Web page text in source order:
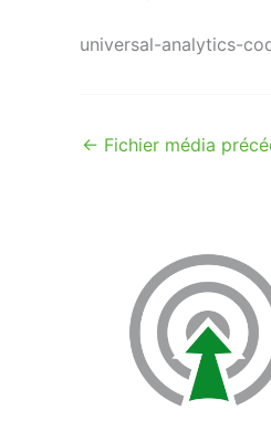
universal-analytics-
← Fichier média